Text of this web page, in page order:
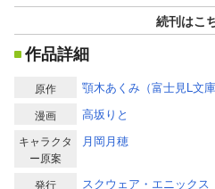
続刊はこ
作品詳細
原作 顎木あくみ（富士見L文
漫画 高坂りと
キャラクタ
ー原案
月岡月穂
発行 スクウェア・エニックス